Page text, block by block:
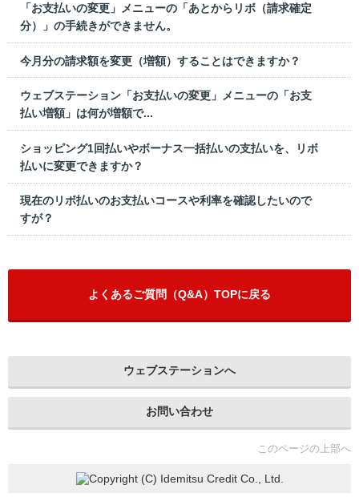
「お支払いの変更」メニューの「あとからリボ（請求確定
分）」の手続きができません。
今月分の請求額を変更（増額）することはできますか？
ウェブステーション「お支払いの変更」メニューの「お支
払い増額」は何が増額で...
ショッピング1回払いやボーナス一括払いの支払いを、リボ
払いに変更できますか？
現在のリボ払いのお支払いコースや利率を確認したいので
すが？
よくあるご質問（Q&A）TOPに戻る
ウェブステーションへ
お問い合わせ
このページの上部へ